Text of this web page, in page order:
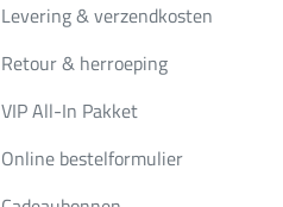
Levering & verzendkosten
Retour & herroeping
VIP All-In Pakket
Online bestelformulier